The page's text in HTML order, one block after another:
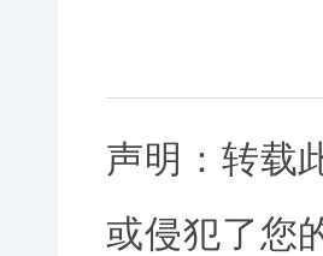
声明：转载
或侵犯了您